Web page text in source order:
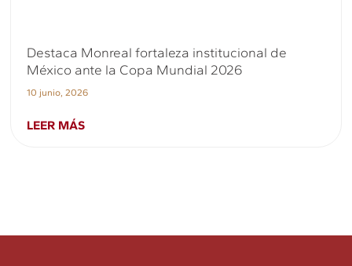
Destaca Monreal fortaleza institucional de
México ante la Copa Mundial 2026
10 junio, 2026
LEER MÁS